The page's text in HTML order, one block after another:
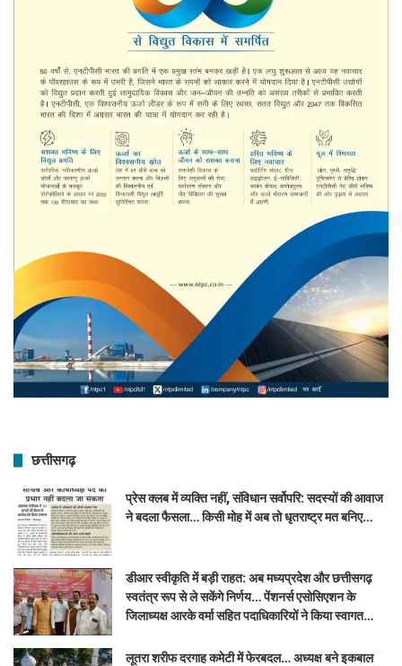
छत्तीसगढ़
प्रेस क्लब में व्यक्ति नहीं, संविधान सर्वोपरि: सदस्यों की आवाज
ने बदला फैसला… किसी मोह में अब तो धृतराष्ट्र मत बनिए…
डीआर स्वीकृति में बड़ी राहत: अब मध्यप्रदेश और छत्तीसगढ़
स्वतंत्र रूप से ले सकेंगे निर्णय… पेंशनर्स एसोसिएशन के
जिलाध्यक्ष आरके वर्मा सहित पदाधिकारियों ने किया स्वागत…
लूतरा शरीफ दरगाह कमेटी में फेरबदल… अध्यक्ष बने इकबाल